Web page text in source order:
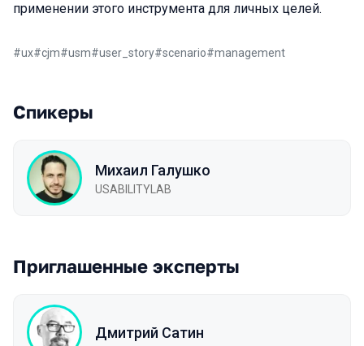
применении этого инструмента для личных целей.
#ux#cjm#usm#user_story#scenario#management
Спикеры
Михаил Галушко
USABILITYLAB
Приглашенные эксперты
Дмитрий Сатин